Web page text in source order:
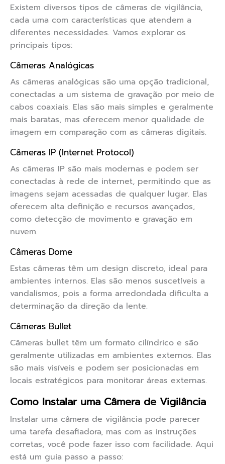
Existem diversos tipos de câmeras de vigilância,
cada uma com características que atendem a
diferentes necessidades. Vamos explorar os
principais tipos:
Câmeras Analógicas
As câmeras analógicas são uma opção tradicional,
conectadas a um sistema de gravação por meio de
cabos coaxiais. Elas são mais simples e geralmente
mais baratas, mas oferecem menor qualidade de
imagem em comparação com as câmeras digitais.
Câmeras IP (Internet Protocol)
As câmeras IP são mais modernas e podem ser
conectadas à rede de internet, permitindo que as
imagens sejam acessadas de qualquer lugar. Elas
oferecem alta definição e recursos avançados,
como detecção de movimento e gravação em
nuvem.
Câmeras Dome
Estas câmeras têm um design discreto, ideal para
ambientes internos. Elas são menos suscetíveis a
vandalismos, pois a forma arredondada dificulta a
determinação da direção da lente.
Câmeras Bullet
Câmeras bullet têm um formato cilíndrico e são
geralmente utilizadas em ambientes externos. Elas
são mais visíveis e podem ser posicionadas em
locais estratégicos para monitorar áreas externas.
Como Instalar uma Câmera de Vigilância
Instalar uma câmera de vigilância pode parecer
uma tarefa desafiadora, mas com as instruções
corretas, você pode fazer isso com facilidade. Aqui
está um guia passo a passo: